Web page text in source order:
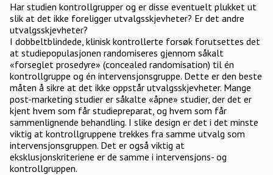
Har studien kontrollgrupper og er disse eventuelt plukket ut
slik at det ikke foreligger utvalgsskjevheter? Er det andre
utvalgsskjevheter?
I dobbeltblindede, klinisk kontrollerte forsøk forutsettes det
at studiepopulasjonen randomiseres gjennom såkalt
«forseglet prosedyre» (concealed randomisation) til én
kontrollgruppe og én intervensjonsgruppe. Dette er den beste
måten å sikre at det ikke oppstår utvalgsskjevheter. Mange
post-marketing studier er såkalte «åpne» studier, der det er
kjent hvem som får studiepreparat, og hvem som får
sammenlignende behandling. I slike design er det i det minste
viktig at kontrollgruppene trekkes fra samme utvalg som
intervensjonsgruppen. Det er også viktig at
eksklusjonskriteriene er de samme i intervensjons- og
kontrollgruppen.